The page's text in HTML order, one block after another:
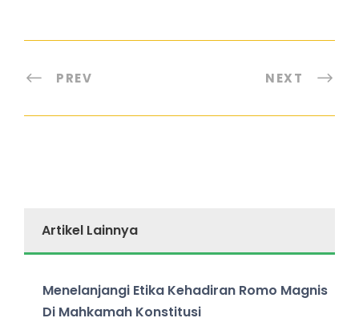
PREV NEXT
Artikel Lainnya
Menelanjangi Etika Kehadiran Romo Magnis
Di Mahkamah Konstitusi